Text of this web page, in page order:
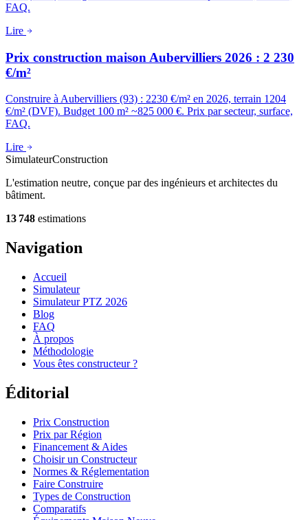
FAQ.
Lire
Prix construction maison Aubervilliers 2026 : 2 230
€/m²
Construire à Aubervilliers (93) : 2230 €/m² en 2026, terrain 1204
€/m² (DVF). Budget 100 m² ~825 000 €. Prix par secteur, surface,
FAQ.
Lire
SimulateurConstruction
L'estimation neutre, conçue par des ingénieurs et architectes du
bâtiment.
13 748 estimations
Navigation
Accueil
Simulateur
Simulateur PTZ 2026
Blog
FAQ
À propos
Méthodologie
Vous êtes constructeur ?
Éditorial
Prix Construction
Prix par Région
Financement & Aides
Choisir un Constructeur
Normes & Réglementation
Faire Construire
Types de Construction
Comparatifs